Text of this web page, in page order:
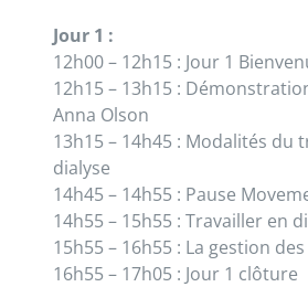
Jour 1 :
12h00 – 12h15 : Jour 1
12h15 – 13h15 :
Anna Olson
13h15 – 14h45 : Modalités du
dialyse
14h45 – 14h55 : Pause
14h55 – 15h55 : Travailler en
15h55 – 16h55 : La gestion
16h55 – 17h05 : Jour 1 clôture